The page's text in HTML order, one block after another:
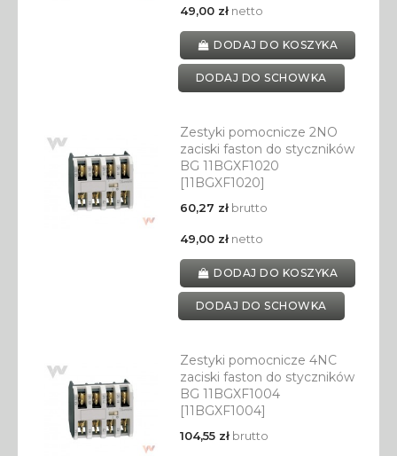
49,00 złnetto
DODAJ DO KOSZYKA
DODAJ DO SCHOWKA
Zestyki pomocnicze 2NO
zaciski faston do styczników
BG 11BGXF1020
[11BGXF1020]
60,27 złbrutto
49,00 złnetto
DODAJ DO KOSZYKA
DODAJ DO SCHOWKA
Zestyki pomocnicze 4NC
zaciski faston do styczników
BG 11BGXF1004
[11BGXF1004]
104,55 złbrutto